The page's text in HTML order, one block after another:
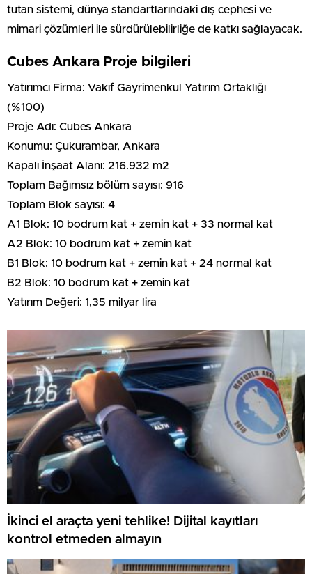
tutan sistemi, dünya standartlarındaki dış cephesi ve
mimari çözümleri ile sürdürülebilirliğe de katkı sağlayacak.
Cubes Ankara Proje bilgileri
Yatırımcı Firma: Vakıf Gayrimenkul Yatırım Ortaklığı
(%100)
Proje Adı: Cubes Ankara
Konumu: Çukurambar, Ankara
Kapalı İnşaat Alanı: 216.932 m2
Toplam Bağımsız bölüm sayısı: 916
Toplam Blok sayısı: 4
A1 Blok: 10 bodrum kat + zemin kat + 33 normal kat
A2 Blok: 10 bodrum kat + zemin kat
B1 Blok: 10 bodrum kat + zemin kat + 24 normal kat
B2 Blok: 10 bodrum kat + zemin kat
Yatırım Değeri: 1,35 milyar lira
İkinci el araçta yeni tehlike! Dijital kayıtları
kontrol etmeden almayın